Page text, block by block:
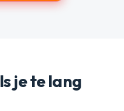
je te lang